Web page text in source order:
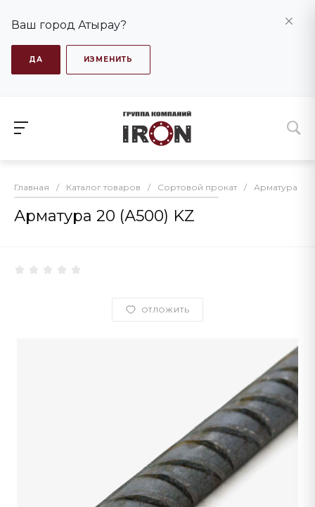
Ваш город Атырау?
ДА ИЗМЕНИТЬ
Главная / Каталог товаров / Сортовой прокат / Арматура
Арматура 20 (А500) KZ
ОТЛОЖИТЬ